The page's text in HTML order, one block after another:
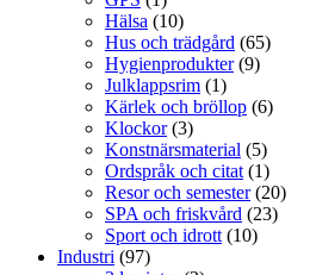
Hälsa (10)
Hus och trädgård (65)
Hygienprodukter(9)
Julklappsrim (1)
Kärlek och bröllop (6)
Klockor(3)
Konstnärsmaterial (5)
Ordspråk och citat (1)
Resor och semester(20)
SPA och friskvård (23)
Sport och idrott (10)
Industri (97)